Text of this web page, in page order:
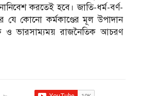
করতেই হবে। জাতি-ধর্ম-বর্ণ-
যে কোনো কর্মকাণ্ডের মূল উপাদান
ও ভারসাম্যময় রাজনৈতিক আচরণ